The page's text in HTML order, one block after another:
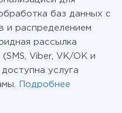
баз данных с
и распределением
рассылка
Viber, VK/OK и
услуга
Подробнее